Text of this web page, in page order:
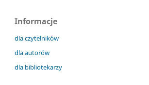
Informacje
dla czytelników
dla autorów
dla bibliotekarzy